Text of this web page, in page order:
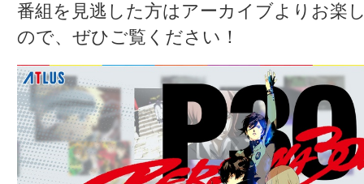
番組を見逃した方はアーカイブよりお楽
ので、ぜひご覧ください！